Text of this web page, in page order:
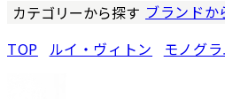
カテゴリーから探す
バッグ
ブランドか
TOP ルイ・ヴィトン モノグ